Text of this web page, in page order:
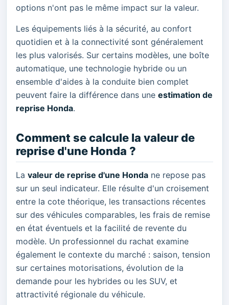
options n'ont pas le même impact sur la valeur.
Les équipements liés à la sécurité, au confort
quotidien et à la connectivité sont généralement
les plus valorisés. Sur certains modèles, une boîte
automatique, une technologie hybride ou un
ensemble d'aides à la conduite bien complet
peuvent faire la différence dans une estimation de
reprise Honda.
Comment se calcule la valeur de
reprise d'une Honda ?
La valeur de reprise d'une Honda ne repose pas
sur un seul indicateur. Elle résulte d'un croisement
entre la cote théorique, les transactions récentes
sur des véhicules comparables, les frais de remise
en état éventuels et la facilité de revente du
modèle. Un professionnel du rachat examine
également le contexte du marché : saison, tension
sur certaines motorisations, évolution de la
demande pour les hybrides ou les SUV, et
attractivité régionale du véhicule.